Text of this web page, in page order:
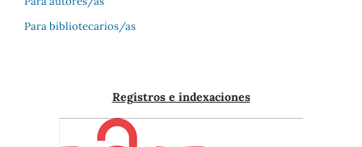
Para bibliotecarios/as
Registros e indexaciones